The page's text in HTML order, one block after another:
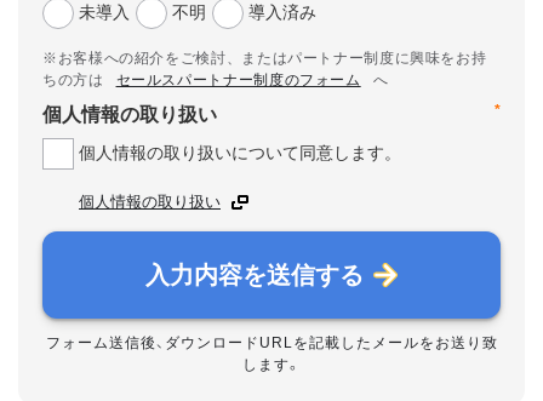
未導入
不明 導入済み
※お客様への紹介をご検討、またはパートナー制度に興味をお持
ちの方は
セールスパートナー制度のフォーム
へ
*
個人情報の取り扱い
個人情報の取り扱いについて同意します。
個人情報の取り扱い
入力内容を送信する
フォーム送信後、ダウンロードURLを記載したメールをお送り致
します。